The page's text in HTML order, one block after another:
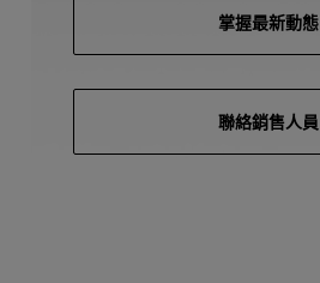
掌握最新動態
聯絡銷售人員